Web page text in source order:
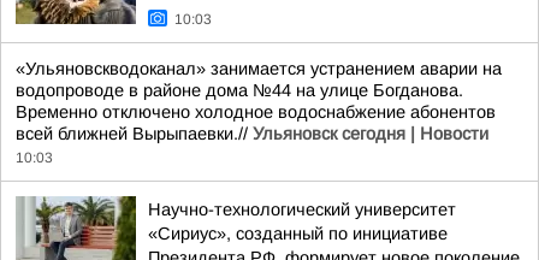
10:03
«Ульяновскводоканал» занимается устранением аварии на
водопроводе в районе дома №44 на улице Богданова.
Временно отключено холодное водоснабжение абонентов
всей ближней Вырыпаевки.// Ульяновск сегодня | Новости
10:03
Научно-технологический университет
«Сириус», созданный по инициативе